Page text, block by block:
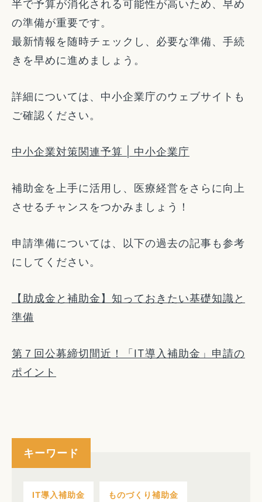
半で予算が消化される可能性が高いため、早め
の準備が重要です。
最新情報を随時チェックし、必要な準備、手続
きを早めに進めましょう。
詳細については、中小企業庁のウェブサイトも
ご確認ください。
中小企業対策関連予算 | 中小企業庁
補助金を上手に活用し、医療経営をさらに向上
させるチャンスをつかみましょう！
申請準備については、以下の過去の記事も参考
にしてください。
【助成金と補助金】知っておきたい基礎知識と
準備
第７回公募締切間近！「IT導入補助金」申請の
ポイント
キーワード
IT導入補助金 ものづくり補助金